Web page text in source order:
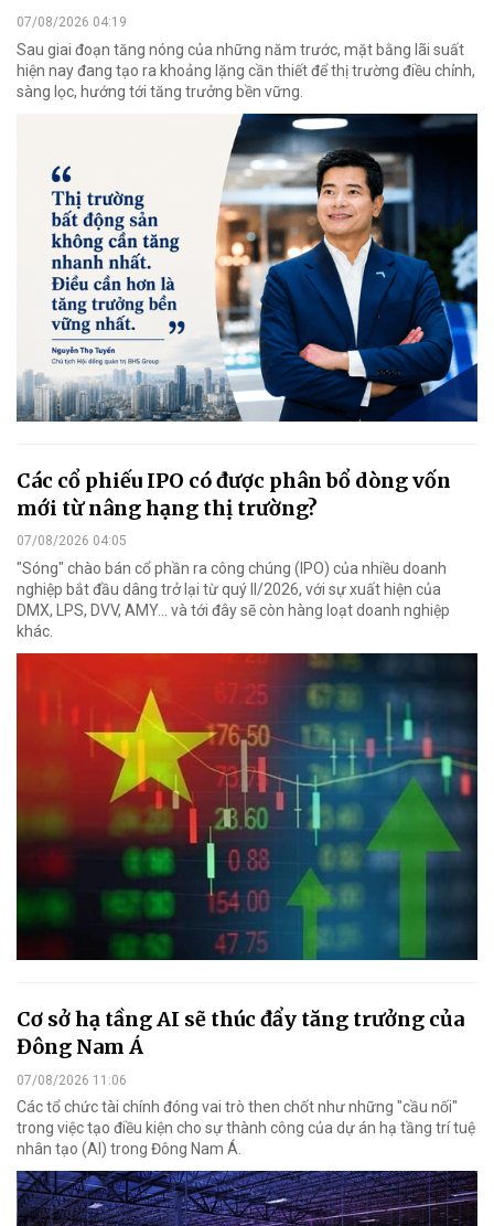
07/08/2026 04:19
Sau giai đoạn tăng nóng của những năm trước, mặt bằng lãi suất
hiện nay đang tạo ra khoảng lặng cần thiết để thị trường điều chỉnh,
sàng lọc, hướng tới tăng trưởng bền vững.
Các cổ phiếu IPO có được phân bổ dòng vốn
mới từ nâng hạng thị trường?
07/08/2026 04:05
"Sóng" chào bán cổ phần ra công chúng (IPO) của nhiều doanh
nghiệp bắt đầu dâng trở lại từ quý II/2026, với sự xuất hiện của
DMX, LPS, DVV, AMY... và tới đây sẽ còn hàng loạt doanh nghiệp
khác.
Cơ sở hạ tầng AI sẽ thúc đẩy tăng trưởng của
Đông Nam Á
07/08/2026 11:06
Các tổ chức tài chính đóng vai trò then chốt như những "cầu nối"
trong việc tạo điều kiện cho sự thành công của dự án hạ tầng trí tuệ
nhân tạo (AI) trong Đông Nam Á.